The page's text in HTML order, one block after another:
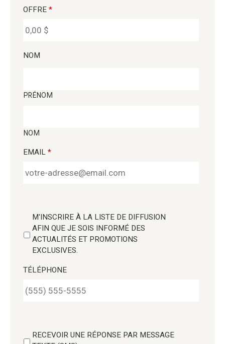
OFFRE *
NOM
PRÉNOM
NOM
EMAIL *
M'INSCRIRE À LA LISTE DE DIFFUSION
AFIN QUE JE SOIS INFORMÉ DES
ACTUALITÉS ET PROMOTIONS
EXCLUSIVES.
TÉLÉPHONE
RECEVOIR UNE RÉPONSE PAR MESSAGE